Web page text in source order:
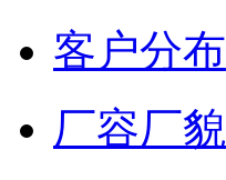
客户分布
厂容厂貌